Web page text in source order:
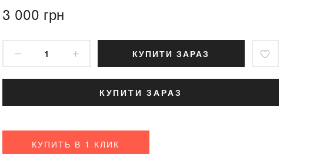
3 000 грн
КУПИТИ ЗАРАЗ
КУПИТИ ЗАРАЗ
КУПИТЬ В 1 КЛИК